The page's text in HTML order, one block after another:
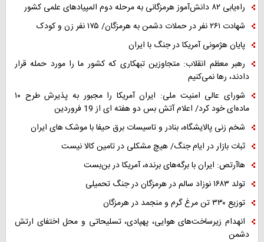
راه‌یابی ۸۲ دانش‌آموز هرمزگانی به مرحله دوم المپیادهای علمی کشور
شهادت ۲۶۱ نفر در حملات دشمن به هرمزگان/ ۱۷۵ نفر زن و کودک
پایان هژمونی آمریکا در جنگ با ایران
رهبر معظم انقلاب: متجاوزین تبهکاری که کشور ما را مورد حمله قرار
دادند، رها نمی‌کنیم
شورای عالی امنیت ملی: ایران آمریکا را مجبور به پذیرش طرح ۱۰
ماده‌ای خود کرد/ اعلام آتش بس دو هفته ای از 19 فروردین
شخم زنی پالایشگاه، بنادر و تاسیسات برق حیفا با موشک های ایران
ثبات بازار در ایام جنگ/ هیچ مشکلی در تامین کالا نیست
هاآرتص: ایران با برگه‌های برنده، آمریکا در بن‌بست
تولد ۱۶۸۳ نوزاد سالم در هرمزگان در جنگ تحمیلی
توزیع ۳۳۰ تن مرغ گرم و منجمد در هرمزگان
انهدام زیرساخت‌های هوایی، پهپادی، تسلیحاتی و محل اختفای ارتش
دشمن